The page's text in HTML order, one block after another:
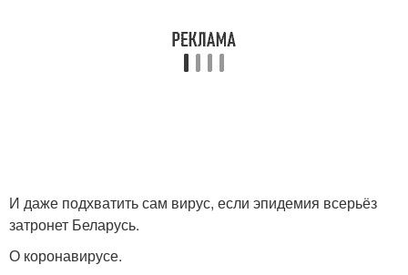
И даже подхватить сам вирус, если эпидемия всерьёз
затронет Беларусь.
О коронавирусе.